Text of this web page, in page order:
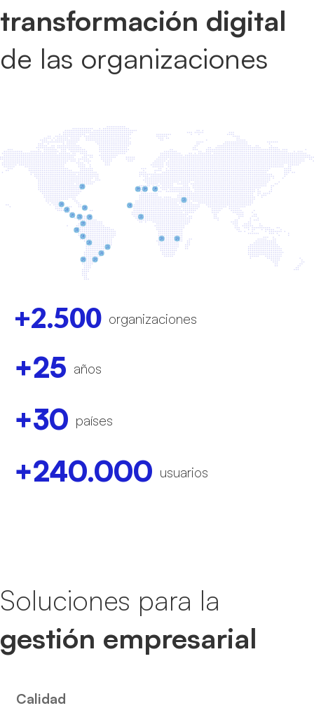
transformación digital
de las organizaciones
+2.500 organizaciones
+25 años
+30 países
+240.000 usuarios
Soluciones para la
gestión empresarial
Calidad